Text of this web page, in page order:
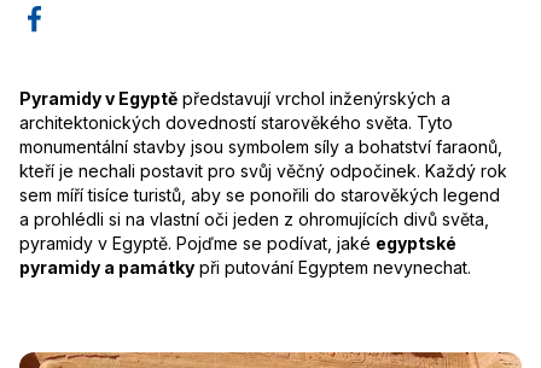
Pyramidy v Egyptě představují vrchol inženýrských a
architektonických dovedností starověkého světa. Tyto
monumentální stavby jsou symbolem síly a bohatství faraonů,
kteří je nechali postavit pro svůj věčný odpočinek. Každý rok
sem míří tisíce turistů, aby se ponořili do starověkých legend
a prohlédli si na vlastní oči jeden z ohromujících divů světa,
pyramidy v Egyptě. Pojďme se podívat, jaké egyptské
pyramidy a památky při putování Egyptem nevynechat.